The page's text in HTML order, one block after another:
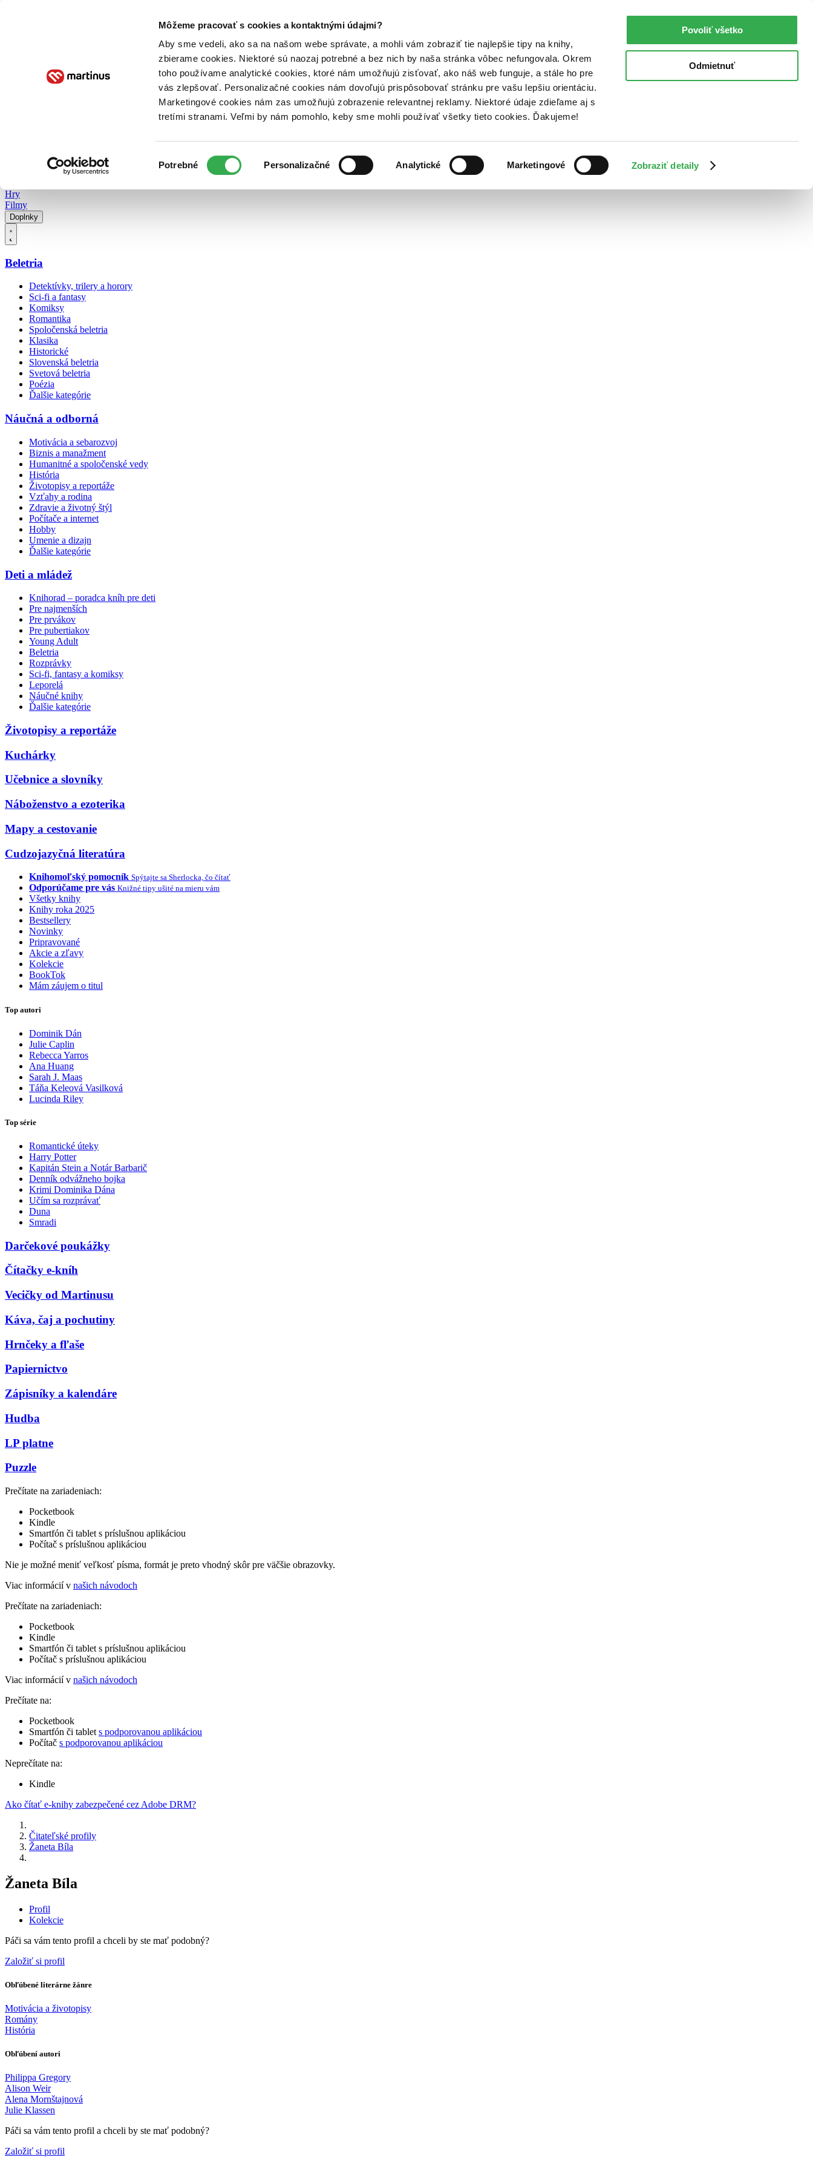
Môžeme pracovať s cookies a kontaktnými údajmi?
Aby sme vedeli, ako sa na našom webe správate, a mohli vám zobraziť tie najlepšie tipy na knihy,
zbierame cookies. Niektoré sú naozaj potrebné a bez nich by naša stránka vôbec nefungovala. Okrem
toho používame analytické cookies, ktoré nám umožňujú zisťovať, ako náš web funguje, a stále ho pre
vás zlepšovať. Personalizačné cookies nám dovoľujú prispôsobovať stránku pre vašu lepšiu orientáciu.
Marketingové cookies nám zas umožňujú zobrazenie relevantnej reklamy. Niektoré údaje zdieľame aj s
tretími stranami. Veľmi by nám pomohlo, keby sme mohli používať všetky tieto cookies. Ďakujeme!
súhlasu
Potrebné Personalizačné Analytické Marketingové Zobraziť detaily
Povoliť všetko
Odmietnuť
Poukážky Kontakt
Hry
Filmy
Doplnky
Beletria
Detektívky, trilery a horory
Sci-fi a fantasy
Komiksy
Romantika
Spoločenská beletria
Klasika
Historické
Slovenská beletria
Svetová beletria
Poézia
Ďalšie kategórie
Náučná a odborná
Motivácia a sebarozvoj
Biznis a manažment
Humanitné a spoločenské vedy
História
Životopisy a reportáže
Vzťahy a rodina
Zdravie a životný štýl
Počítače a internet
Hobby
Umenie a dizajn
Ďalšie kategórie
Deti a mládež
Knihorad – poradca kníh pre deti
Pre najmenších
Pre prvákov
Pre pubertiakov
Young Adult
Beletria
Rozprávky
Sci-fi, fantasy a komiksy
Leporelá
Náučné knihy
Ďalšie kategórie
Životopisy a reportáže
Kuchárky
Učebnice a slovníky
Náboženstvo a ezoterika
Mapy a cestovanie
Cudzojazyčná literatúra
Knihomoľský pomocník Spýtajte sa Sherlocka, čo čítať
Odporúčame pre vás Knižné tipy ušité na mieru vám
Všetky knihy
Knihy roka 2025
Bestsellery
Novinky
Pripravované
Akcie a zľavy
Kolekcie
BookTok
Mám záujem o titul
Top autori
Dominik Dán
Julie Caplin
Rebecca Yarros
Ana Huang
Sarah J. Maas
Táňa Keleová Vasilková
Lucinda Riley
Top série
Romantické úteky
Harry Potter
Kapitán Stein a Notár Barbarič
Denník odvážneho bojka
Krimi Dominika Dána
Učím sa rozprávať
Duna
Smradi
Darčekové poukážky
Čítačky e-kníh
Vecičky od Martinusu
Káva, čaj a pochutiny
Hrnčeky a fľaše
Papiernictvo
Zápisníky a kalendáre
Hudba
LP platne
Puzzle
Prečítate na zariadeniach:
Pocketbook
Kindle
Smartfón či tablet s príslušnou aplikáciou
Počítač s príslušnou aplikáciou
Nie je možné meniť veľkosť písma, formát je preto vhodný skôr pre väčšie obrazovky.
Viac informácií v našich návodoch
Prečítate na zariadeniach:
Pocketbook
Kindle
Smartfón či tablet s príslušnou aplikáciou
Počítač s príslušnou aplikáciou
Viac informácií v našich návodoch
Prečítate na:
Pocketbook
Smartfón či tablet s podporovanou aplikáciou
Počítač s podporovanou aplikáciou
Neprečítate na:
Kindle
Ako čítať e-knihy zabezpečené cez Adobe DRM?
Čitateľské profily
Žaneta Bíla
Žaneta Bíla
Profil
Kolekcie
Páči sa vám tento profil a chceli by ste mať podobný?
Založiť si profil
Obľúbené literárne žánre
Motivácia a životopisy
Romány
História
Obľúbení autori
Philippa Gregory
Alison Weir
Alena Mornštajnová
Julie Klassen
Páči sa vám tento profil a chceli by ste mať podobný?
Založiť si profil